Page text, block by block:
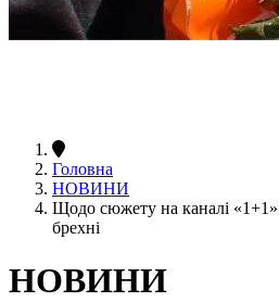
Головна
НОВИНИ
Щодо сюжету на каналі
брехні
НОВИНИ